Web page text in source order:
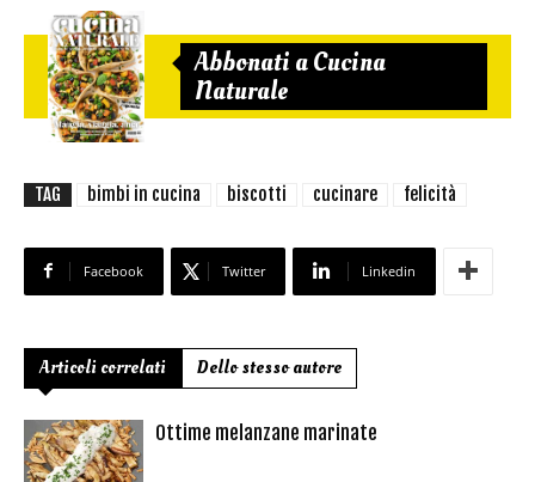
Abbonati a Cucina
Naturale
TAG bimbi in cucina biscotti cucinare felicità
Facebook Twitter Linkedin
Articoli correlati Dello stesso autore
Ottime melanzane marinate